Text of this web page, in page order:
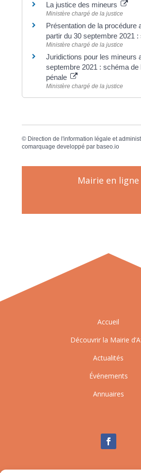
La justice des mineurs
Ministère chargé de la justice
Présentation de la procédure
partir du 30 septembre 2021
Ministère chargé de la justice
Juridictions pour les mineurs
septembre 2021 : schéma de
pénale
Ministère chargé de la justice
© Direction de l'information légale et
comarquage developpé par baseo.io
Mairie en ligne
Accueil
Découvrir la Mairie
Actualités
Événements
Annuaires